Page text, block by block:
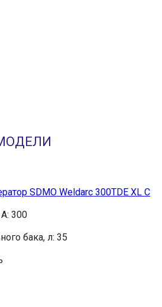
SDMO Weldarc 300TDE XL C
300
бака, л: 35